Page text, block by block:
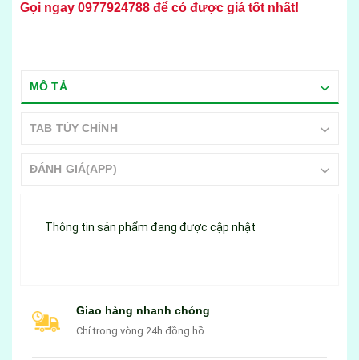
Gọi ngay 0977924788 để có được giá tốt nhất!
MÔ TẢ
TAB TÙY CHỈNH
ĐÁNH GIÁ(APP)
Thông tin sản phẩm đang được cập nhật
Giao hàng nhanh chóng
Chỉ trong vòng 24h đồng hồ